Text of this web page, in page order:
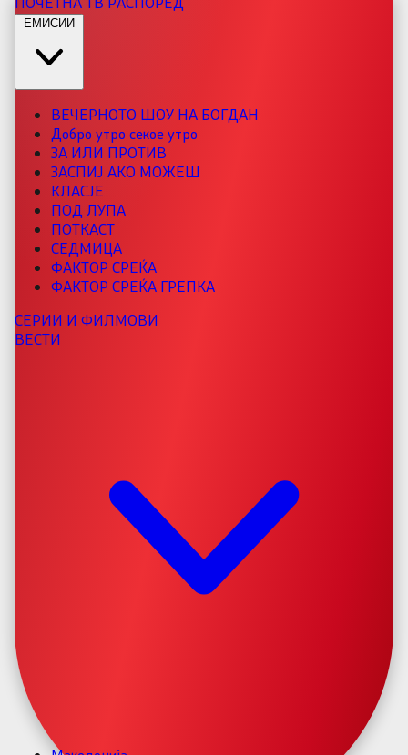
ЕМИСИИ
ВЕЧЕРНОТО ШОУ НА БОГДАН
Добро утро секое утро
ЗА ИЛИ ПРОТИВ
ЗАСПИЈ АКО МОЖЕШ
КЛАСЈЕ
ПОД ЛУПА
ПОТКАСТ
СЕДМИЦА
ФАКТОР СРЕЌА
ФАКТОР СРЕЌА ГРЕПКА
СЕРИИ И ФИЛМОВИ
ВЕСТИ